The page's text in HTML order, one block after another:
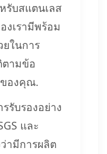
รับสแตนเลส
งเรามีพร้อม
ในการ
ามข้อ
องคุณ.
รับรองอย่าง
และ
ามีการผลิต